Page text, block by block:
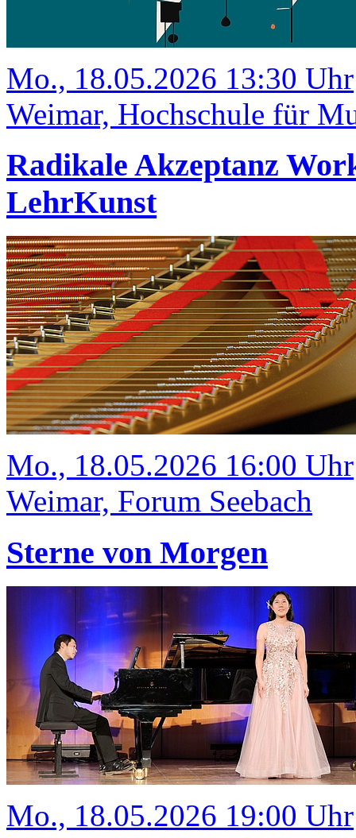
Mo., 18.05.2026 13:30 Uhr
Weimar, Hochschule für
Radikale Akzeptanz
LehrKunst
Mo., 18.05.2026 16:00 Uhr
Weimar, Forum Seebach
Sterne von Morgen
Mo., 18.05.2026 19:00 Uhr